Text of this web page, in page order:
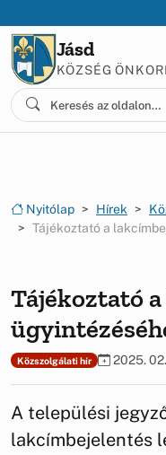
Jásd
KÖZSÉG
Nyitólap Hírek
Tájékoztató a
Tájékoztató
Közszolgálati hír 2025. 02.
A települési
lakcímbejelentés